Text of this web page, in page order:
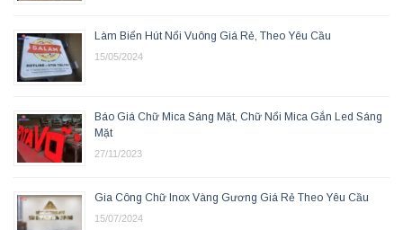
Làm Biển Hút Nổi Vuông Giá Rẻ, Theo Yêu Cầu
15/05/2024
Báo Giá Chữ Mica Sáng Mặt, Chữ Nổi Mica Gắn Led Sáng
Mặt
27/11/2023
Gia Công Chữ Inox Vàng Gương Giá Rẻ Theo Yêu Cầu
15/07/2024